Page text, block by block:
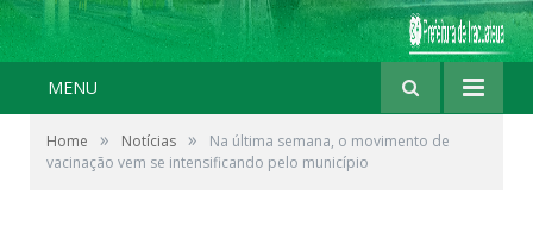
MENU
Home » Notícias »
Na última semana, o movimento de
vacinação vem se intensificando pelo município